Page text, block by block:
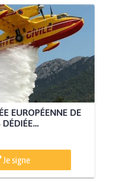
EUROPÉENNE DE
Je signe